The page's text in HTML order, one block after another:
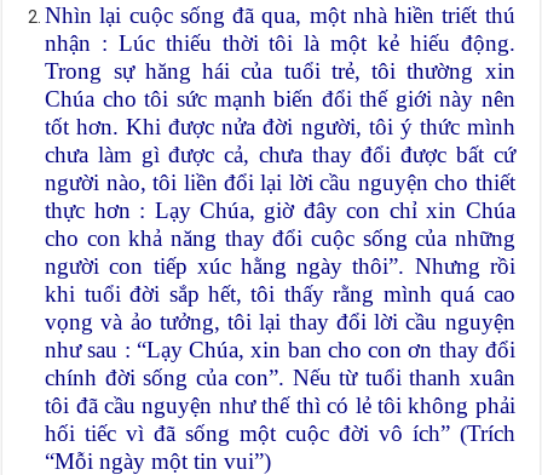
Nhìn lại cuộc sống đã qua, một nhà hiền triết thú
nhận : Lúc thiếu thời tôi là một kẻ hiếu động.
Trong sự hăng hái của tuổi trẻ, tôi thường xin
Chúa cho tôi sức mạnh biến đổi thế giới này nên
tốt hơn. Khi được nửa đời người, tôi ý thức mình
chưa làm gì được cả, chưa thay đổi được bất cứ
người nào, tôi liền đổi lại lời cầu nguyện cho thiết
thực hơn : Lạy Chúa, giờ đây con chỉ xin Chúa
cho con khả năng thay đổi cuộc sống của những
người con tiếp xúc hằng ngày thôi”. Nhưng rồi
khi tuổi đời sắp hết, tôi thấy rằng mình quá cao
vọng và ảo tưởng, tôi lại thay đổi lời cầu nguyện
như sau : “Lạy Chúa, xin ban cho con ơn thay đổi
chính đời sống của con”. Nếu từ tuổi thanh xuân
tôi đã cầu nguyện như thế thì có lẻ tôi không phải
hối tiếc vì đã sống một cuộc đời vô ích” (Trích
“Mỗi ngày một tin vui”)